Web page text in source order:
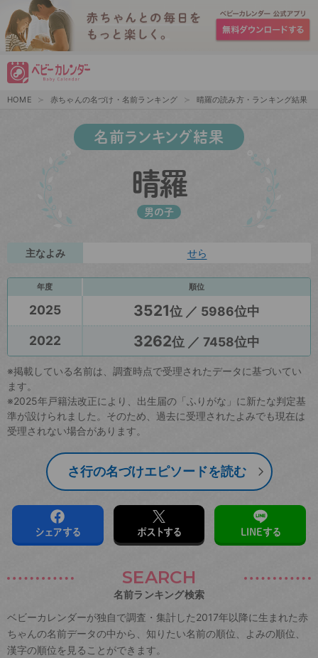
HOME 赤ちゃんの名づけ・名前ランキング 晴羅の読み方・ランキング結果
名前ランキング結果
晴羅
男の子
主なよみ せら
年度 順位
2025 3521位 ／ 5986位中
2022
3262位 ／ 7458位中
※掲載している名前は、調査時点で受理されたデータに基づいてい
ます。
※2025年戸籍法改正により、出生届の「ふりがな」に新たな判定基
準が設けられました。そのため、過去に受理されたよみでも現在は
受理されない場合があります。
さ行の名づけエピソードを読む
シェアする ポストする LINEする
SEARCH
名前ランキング検索
ベビーカレンダーが独自で調査・集計した2017年以降に生まれた赤
ちゃんの名前データの中から、知りたい名前の順位、よみの順位、
漢字の順位を見ることができます。